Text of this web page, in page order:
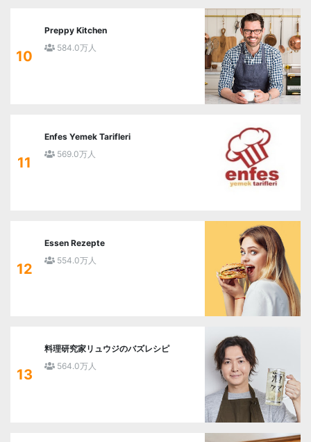
10
Preppy Kitchen
584.0万人
11
Enfes Yemek Tarifleri
569.0万人
12
Essen Rezepte
554.0万人
13
料理研究家リュウジのバズレシピ
564.0万人